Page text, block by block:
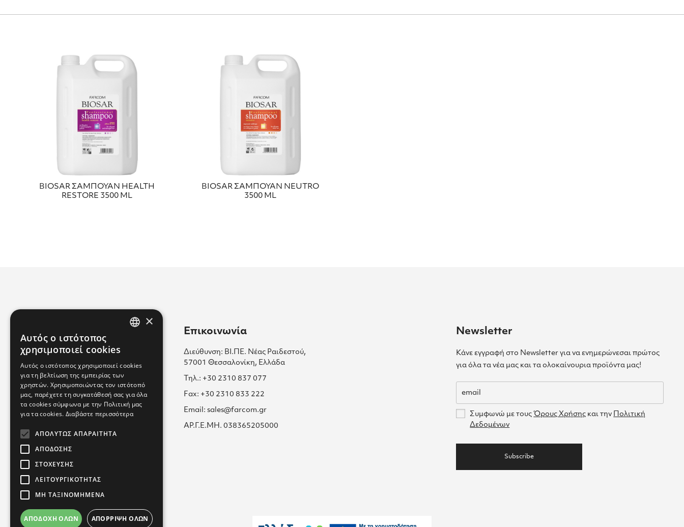
BIOSAR ΣΑΜΠΟΥΑΝ HEALTH
RESTORE 3500 ΜL
ΒΙΟSΑR ΣΑΜΠΟΥΑΝ NEUTRO
3500 ΜL
Χρήσιμοι Σύνδεσμοι
Επικοινωνία
Πολιτική Cookies
Καριέρα μαζί μας
Όροι Χρήσης
Πολιτική Απορρήτου
Επικοινωνία
Διεύθυνση: ΒΙ.ΠΕ. Νέας Ραιδεστού,
57001 Θεσσαλονίκη, Ελλάδα
Τηλ.: +30 2310 837 077
Fax: +30 2310 833 222
Email: sales@farcom.gr
ΑΡ.Γ.Ε.ΜΗ. 038365205000
Newsletter
Κάνε εγγραφή στο Newsletter για να ενημερώνεσαι πρώτος
για όλα τα νέα μας και τα ολοκαίνουρια προϊόντα μας!
Συμφωνώ με τουςΌρους Χρήσης και την Πολιτική
Δεδομένων
Subscribe
×
Αυτός ο ιστότοπος
χρησιμοποιεί cookies
Αυτός ο ιστότοπος χρησιμοποιεί cookies
για τη βελτίωση της εμπειρίας των
χρηστών. Χρησιμοποιώντας τον ιστότοπό
μας, παρέχετε τη συγκατάθεσή σας για όλα
τα cookies σύμφωνα με την Πολιτική μας
για τα cookies. Διαβάστε περισσότερα
ΑΠΟΛΎΤΩΣ ΑΠΑΡΑΊΤΗΤΑ
ΑΠΌΔΟΣΗΣ
ΣΤΌΧΕΥΣΗΣ
ΛΕΙΤΟΥΡΓΙΚΌΤΗΤΑΣ
ΜΗ ΤΑΞΙΝΟΜΗΜΈΝΑ
ΑΠΟΔΟΧΉ ΌΛΩΝ ΑΠΌΡΡΙΨΗ ΌΛΩΝ